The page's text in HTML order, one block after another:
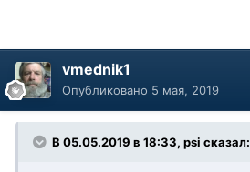
vmednik1
Опубликовано 5 мая, 2019
В 05.05.2019 в 18:33, psi сказал: